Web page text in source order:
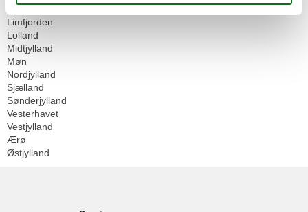
Limfjorden
Lolland
Midtjylland
Møn
Nordjylland
Sjælland
Sønderjylland
Vesterhavet
Vestjylland
Ærø
Østjylland